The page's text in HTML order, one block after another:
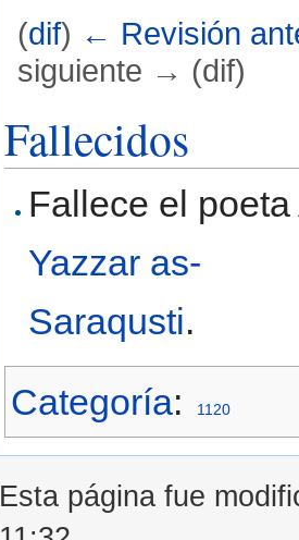
(dif) ← Revisión
siguiente → (dif)
Fallecidos
Fallece el poeta
Yazzar as-
Saraqusti.
Categoría: 1120
Esta página fue